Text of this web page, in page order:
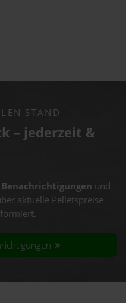
STAND
– jederzeit &
und
aktuelle Pelletspreise